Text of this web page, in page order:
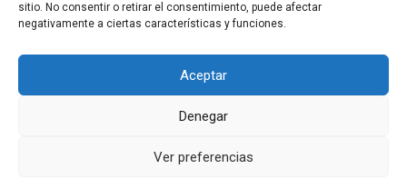
sitio. No consentir o retirar el consentimiento, puede afectar
negativamente a ciertas características y funciones.
Aceptar
Denegar
Ver preferencias
Balsamos de CBD a domicilio
Aviso Legal
Política de cookies